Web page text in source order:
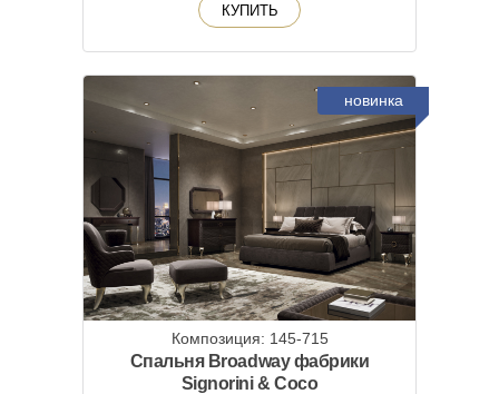
КУПИТЬ
новинка
Композиция: 145-715
Спальня Broadway фабрики
Signorini & Coco